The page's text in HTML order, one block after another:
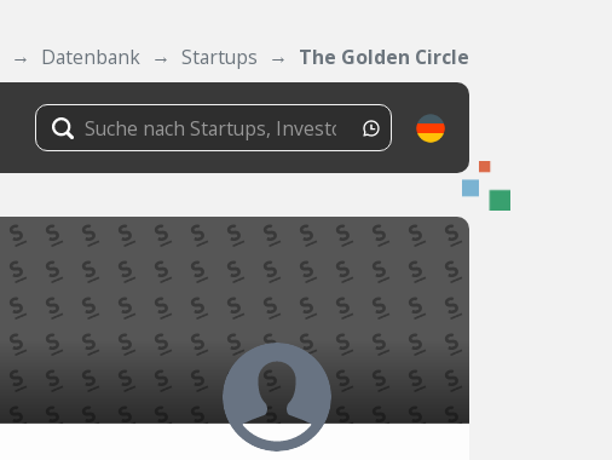
Datenbank Startups The Golden Circle